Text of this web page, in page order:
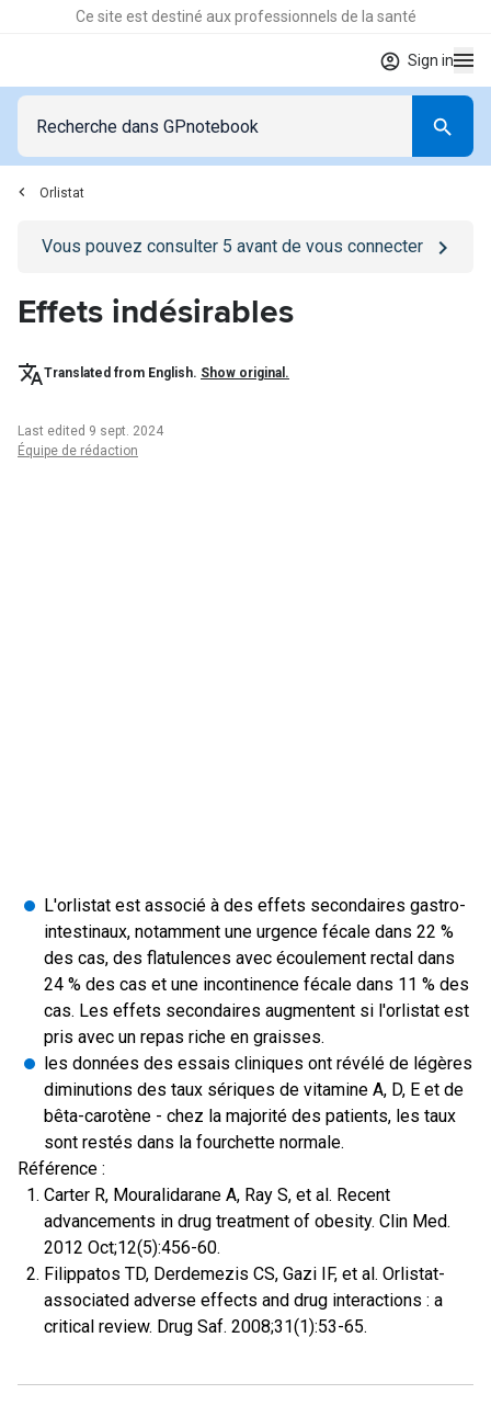
Ce site est destiné aux professionnels de la santé
Sign in
Orlistat
Go to/se-connecterpage
Vous pouvez consulter 5 avant de vous connecter
Effets indésirables
Translated from English. Show original.
Last edited 9 sept. 2024
Équipe de rédaction
L'orlistat est associé à des effets secondaires gastro-
intestinaux, notamment une urgence fécale dans 22 %
des cas, des flatulences avec écoulement rectal dans
24 % des cas et une incontinence fécale dans 11 % des
cas. Les effets secondaires augmentent si l'orlistat est
pris avec un repas riche en graisses.
les données des essais cliniques ont révélé de légères
diminutions des taux sériques de vitamine A, D, E et de
bêta-carotène - chez la majorité des patients, les taux
sont restés dans la fourchette normale.
Référence :
Carter R, Mouralidarane A, Ray S, et al. Recent
advancements in drug treatment of obesity. Clin Med.
2012 Oct;12(5):456-60.
Filippatos TD, Derdemezis CS, Gazi IF, et al. Orlistat-
associated adverse effects and drug interactions : a
critical review. Drug Saf. 2008;31(1):53-65.